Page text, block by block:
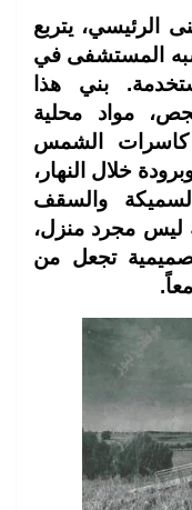
يتربع
المستشفى في
بني هذا
مواد محلية
كاسرات الشمس
خلال النهار،
والسقف
ليس مجرد منزل،
تجعل من